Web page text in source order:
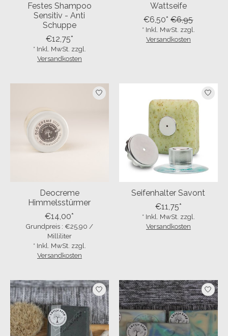
Festes Shampoo
Sensitiv - Anti
Schuppe
€12,75*
* Inkl. MwSt. zzgl.
Versandkosten
Wattseife
€6,50* €6,95
* Inkl. MwSt. zzgl.
Versandkosten
Deocreme
Himmelsstürmer
€14,00*
Grundpreis : €25,90 /
Milliliter
* Inkl. MwSt. zzgl.
Versandkosten
Seifenhalter Savont
€11,75*
* Inkl. MwSt. zzgl.
Versandkosten